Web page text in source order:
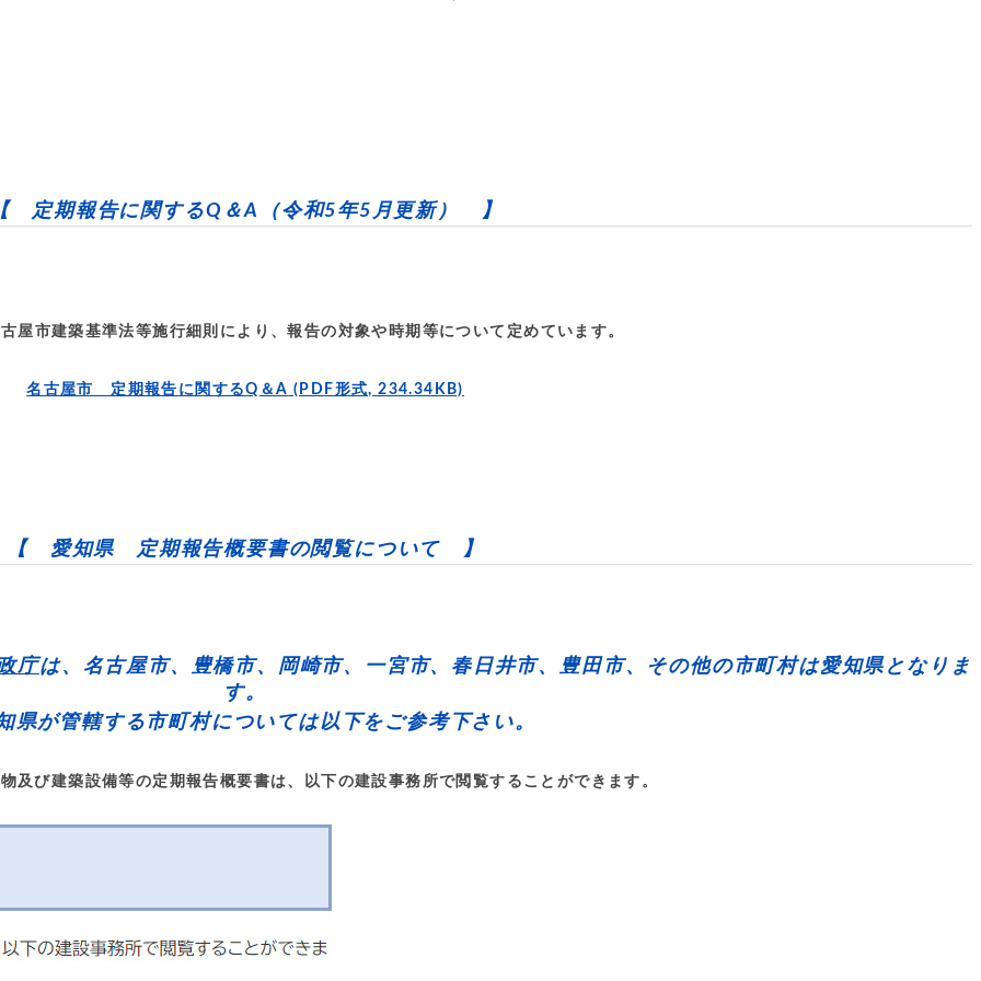
定期報告に関するQ＆A（令和5年5月更新） 】
屋市建築基準法等施行細則により、報告の対象や時期等について定めています。
名古屋市 定期報告に関するQ＆A (PDF形式, 234.34KB)
【 愛知県 定期報告概要書の閲覧について 】
庁は、 名古屋市、豊橋市、岡崎市、一宮市、春日井市、豊田市、その他の市町村は愛知県 となりま
す。
県が管轄する市町村については以下をご参考下さい。
及び建築設備等の定期報告概要書は、以下の建設事務所で閲覧することができます。